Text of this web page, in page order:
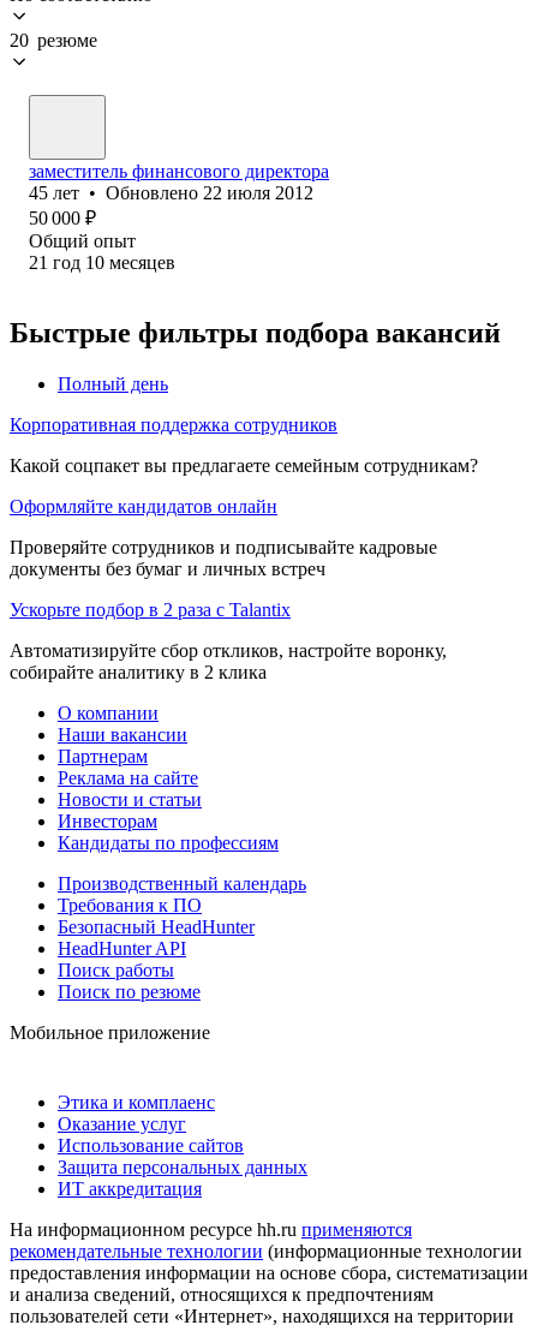
20 резюме
заместитель финансового директора
45 лет • Обновлено 22 июля 2012
50 000 ₽
Общий опыт
21 год 10 месяцев
Быстрые фильтры подбора вакансий
Полный день
Корпоративная поддержка сотрудников
Какой соцпакет вы предлагаете семейным сотрудникам?
Оформляйте кандидатов онлайн
Проверяйте сотрудников и подписывайте кадровые
документы без бумаг и личных встреч
Ускорьте подбор в 2 раза с Talantix
Автоматизируйте сбор откликов, настройте воронку,
собирайте аналитику в 2 клика
О компании
Наши вакансии
Партнерам
Реклама на сайте
Новости и статьи
Инвесторам
Кандидаты по профессиям
Производственный календарь
Требования к ПО
Безопасный HeadHunter
HeadHunter API
Поиск работы
Поиск по резюме
Мобильное приложение
Этика и комплаенс
Оказание услуг
Использование сайтов
Защита персональных данных
ИТ аккредитация
На информационном ресурсе hh.ru применяются
рекомендательные технологии (информационные технологии
предоставления информации на основе сбора, систематизации
и анализа сведений, относящихся к предпочтениям
пользователей сети «Интернет», находящихся на территории